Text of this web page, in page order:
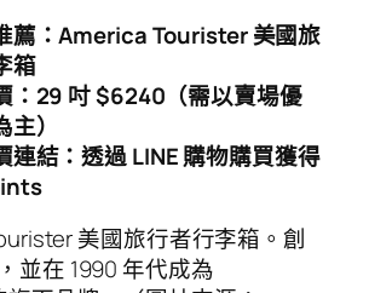
薦：America Tourister 美國旅
箱
：29 吋 $6240（需以賣場優
）
連結：透過 LINE 購物購買獲得
美國旅行者行李箱。創
並在 1990 年代成為